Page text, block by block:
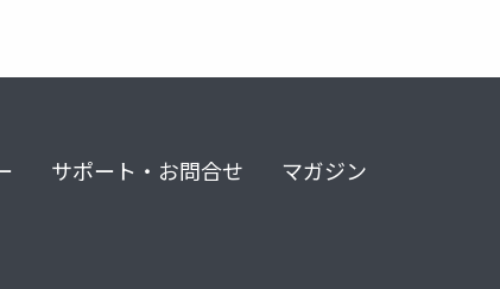
サポート・お問合せ マガジン